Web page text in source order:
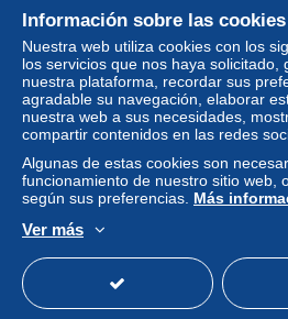
Delcampe, tal y como se
Las compras deben pagarse
díasa partir de la recepción de
del vendedor.
Derecho de retracto|Gastos
cargo del comprador.
Para saber el plazo de
del artículo,
Información sobre las cookies
Nuestra web utiliza cookies con los
los servicios que nos haya solicitado,
nuestra plataforma, recordar sus
agradable su navegación, elaborar
nuestra web a sus necesidades,
compartir contenidos en las redes
Algunas de estas cookies son
funcionamiento de nuestro sitio web,
según sus preferencias. Más
Ver más
Comprar en Delcampe
Vender en Delcampe
Una página securizada